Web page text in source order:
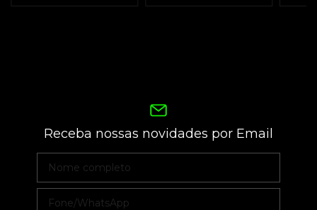
Receba nossas novidades por Email